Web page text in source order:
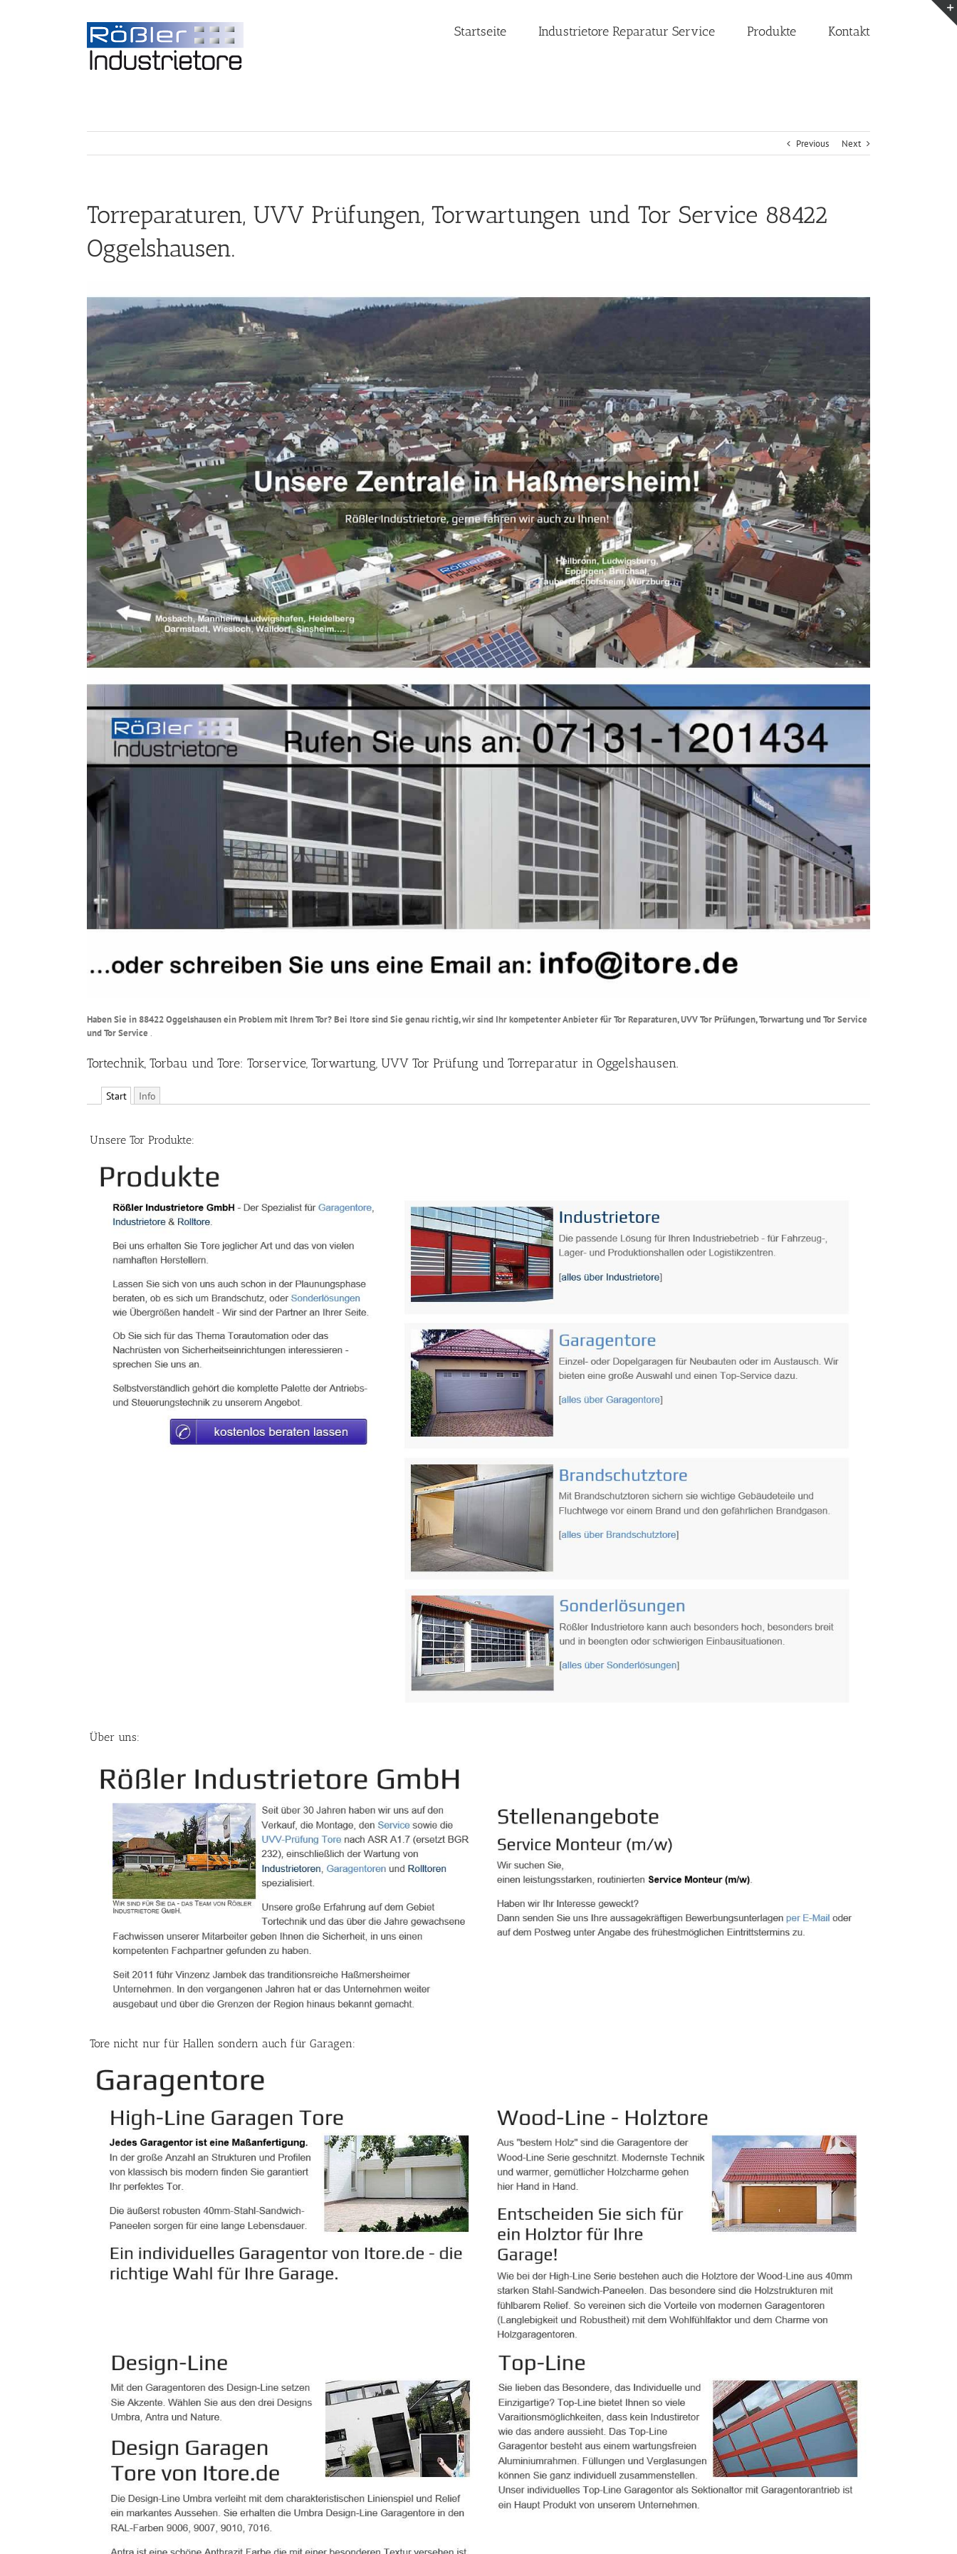
Startseite Industrietore Reparatur Service Produkte Kontakt
Previous Next
Torreparaturen, UVV Prüfungen, Torwartungen und Tor Service 88422
Oggelshausen.
Haben Sie in 88422 Oggelshausen ein Problem mit Ihrem Tor? Bei Itore sind Sie genau richtig, wir sind Ihr kompetenter Anbieter für Tor Reparaturen, UVV Tor Prüfungen, Torwartung und Tor Service
und Tor Service .
Tortechnik, Torbau und Tore: Torservice, Torwartung, UVV Tor Prüfung und Torreparatur in Oggelshausen.
Start Info
Unsere Tor Produkte:
Über uns:
Tore nicht nur für Hallen sondern auch für Garagen: